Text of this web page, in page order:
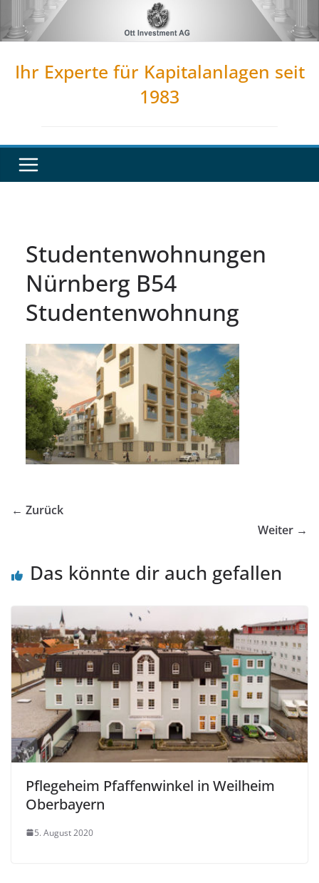
Inhalt
Ihr Experte für Kapitalanlagen seit
1983
Studentenwohnungen
Nürnberg B54
Studentenwohnung
← Zurück
Weiter →
Das könnte dir auch gefallen
Pflegeheim Pfaffenwinkel in Weilheim
Oberbayern
5. August 2020